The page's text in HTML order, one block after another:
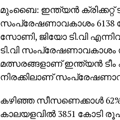
മുംബൈ: ഇന്ത്യന്‍ ക്രിക്കറ്റ്
സംപ്രേഷണാവകാശം 6138
സോണി, ജിയോ ടി.വി
ടി.വി
മത്സരങ്ങളാണ് ഇന്ത്യന്‍ ടീം
നിരക്കിലാണ്
കഴിഞ്ഞ സീസണെക്കാള്‍
കാലയളവില്‍ 3851 കോടി